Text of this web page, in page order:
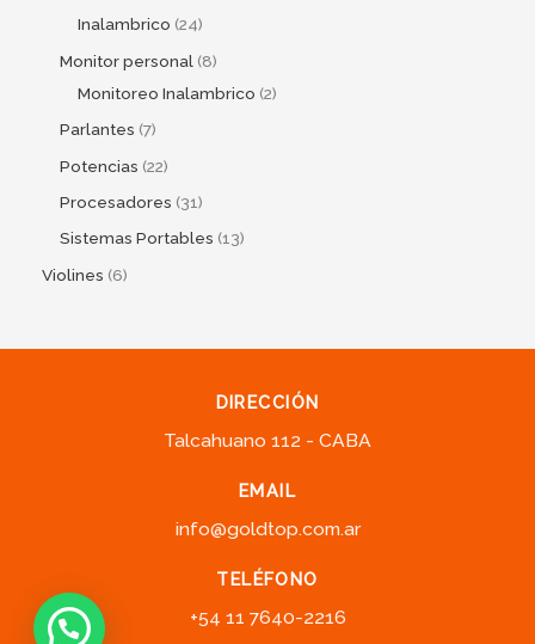
Inalambrico 24
Monitor personal 8
Monitoreo Inalambrico 2
Parlantes 7
Potencias 22
Procesadores 31
Sistemas Portables 13
Violines 6
DIRECCIÓN
Talcahuano 112 - CABA
EMAIL
info@goldtop.com.ar
TELÉFONO
+54 11 7640-2216